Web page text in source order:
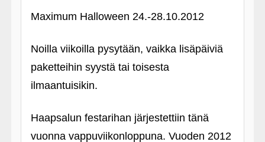
Maximum Halloween 24.-28.10.2012
Noilla viikoilla pysytään, vaikka lisäpäiviä
paketteihin syystä tai toisesta
ilmaantuisikin.
Haapsalun festarihan järjestettiin tänä
vuonna vappuviikonloppuna. Vuoden 2012